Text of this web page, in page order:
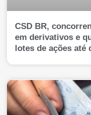
CSD BR,
em derivativos e
lotes de ações até